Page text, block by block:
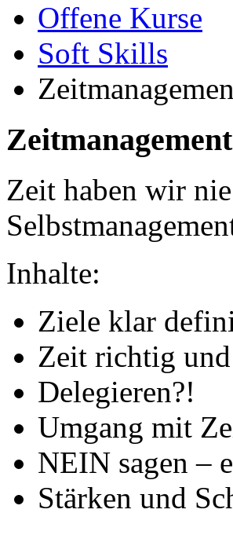
Offene Kurse
Soft Skills
Zeitmanagement
Zeit haben wir
Inhalte:
Ziele klar
Zeit richtig
Delegieren?!
Umgang mit
NEIN sagen –
Stärken und